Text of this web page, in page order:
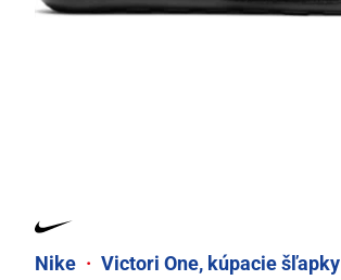
Nike · Victori One, kúpacie šľapky